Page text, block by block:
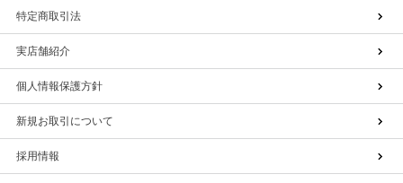
特定商取引法
実店舗紹介
個人情報保護方針
新規お取引について
採用情報